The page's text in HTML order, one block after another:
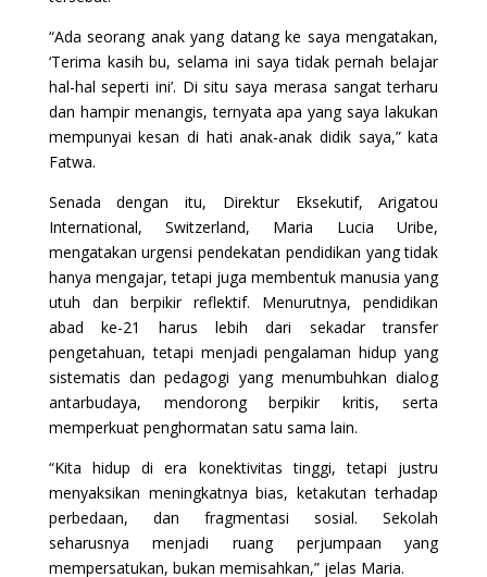
“Ada seorang anak yang datang ke saya mengatakan,
‘Terima kasih bu, selama ini saya tidak pernah belajar
hal-hal seperti ini’. Di situ saya merasa sangat terharu
dan hampir menangis, ternyata apa yang saya lakukan
mempunyai kesan di hati anak-anak didik saya,” kata
Fatwa.
Senada dengan itu, Direktur Eksekutif, Arigatou
International, Switzerland, Maria Lucia Uribe,
mengatakan urgensi pendekatan pendidikan yang tidak
hanya mengajar, tetapi juga membentuk manusia yang
utuh dan berpikir reflektif. Menurutnya, pendidikan
abad ke-21 harus lebih dari sekadar transfer
pengetahuan, tetapi menjadi pengalaman hidup yang
sistematis dan pedagogi yang menumbuhkan dialog
antarbudaya, mendorong berpikir kritis, serta
memperkuat penghormatan satu sama lain.
“Kita hidup di era konektivitas tinggi, tetapi justru
menyaksikan meningkatnya bias, ketakutan terhadap
perbedaan, dan fragmentasi sosial. Sekolah
seharusnya menjadi ruang perjumpaan yang
mempersatukan, bukan memisahkan,” jelas Maria.